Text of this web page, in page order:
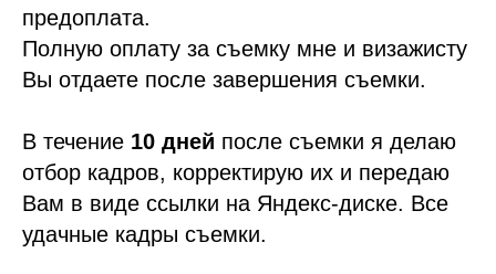
предоплата.
Полную оплату за съемку мне и визажисту
Вы отдаете после завершения съемки.
В течение 10 дней после съемки я делаю
отбор кадров, корректирую их и передаю
Вам в виде ссылки на Яндекс-диске. Все
удачные кадры съемки.